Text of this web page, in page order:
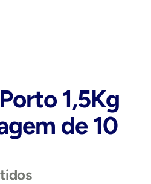
1,5Kg
de 10